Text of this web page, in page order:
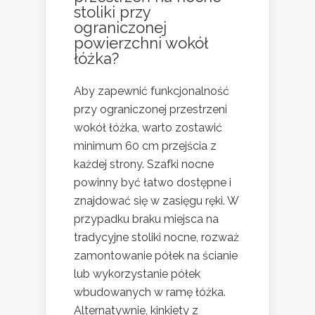
stoliki przy
ograniczonej
powierzchni wokół
łóżka?
Aby zapewnić funkcjonalność
przy ograniczonej przestrzeni
wokół łóżka, warto zostawić
minimum 60 cm przejścia z
każdej strony. Szafki nocne
powinny być łatwo dostępne i
znajdować się w zasięgu ręki. W
przypadku braku miejsca na
tradycyjne stoliki nocne, rozważ
zamontowanie półek na ścianie
lub wykorzystanie półek
wbudowanych w ramę łóżka.
Alternatywnie, kinkiety z